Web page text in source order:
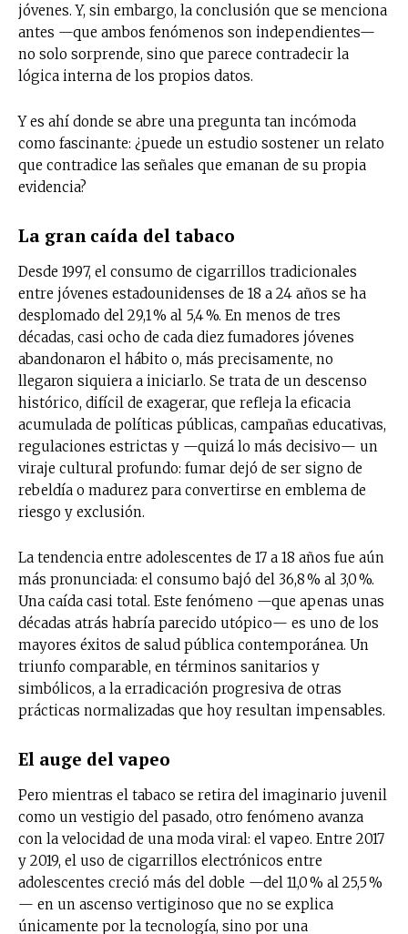
jóvenes. Y, sin embargo, la conclusión que se menciona
antes —que ambos fenómenos son independientes—
no solo sorprende, sino que parece contradecir la
lógica interna de los propios datos.
Y es ahí donde se abre una pregunta tan incómoda
como fascinante: ¿puede un estudio sostener un relato
que contradice las señales que emanan de su propia
evidencia?
La gran caída del tabaco
Desde 1997, el consumo de cigarrillos tradicionales
entre jóvenes estadounidenses de 18 a 24 años se ha
desplomado del 29,1 % al 5,4 %. En menos de tres
décadas, casi ocho de cada diez fumadores jóvenes
abandonaron el hábito o, más precisamente, no
llegaron siquiera a iniciarlo. Se trata de un descenso
histórico, difícil de exagerar, que refleja la eficacia
acumulada de políticas públicas, campañas educativas,
regulaciones estrictas y —quizá lo más decisivo— un
viraje cultural profundo: fumar dejó de ser signo de
rebeldía o madurez para convertirse en emblema de
riesgo y exclusión.
La tendencia entre adolescentes de 17 a 18 años fue aún
más pronunciada: el consumo bajó del 36,8 % al 3,0 %.
Una caída casi total. Este fenómeno —que apenas unas
décadas atrás habría parecido utópico— es uno de los
mayores éxitos de salud pública contemporánea. Un
triunfo comparable, en términos sanitarios y
simbólicos, a la erradicación progresiva de otras
prácticas normalizadas que hoy resultan impensables.
El auge del vapeo
Pero mientras el tabaco se retira del imaginario juvenil
como un vestigio del pasado, otro fenómeno avanza
con la velocidad de una moda viral: el vapeo. Entre 2017
y 2019, el uso de cigarrillos electrónicos entre
adolescentes creció más del doble —del 11,0 % al 25,5 %
— en un ascenso vertiginoso que no se explica
únicamente por la tecnología, sino por una